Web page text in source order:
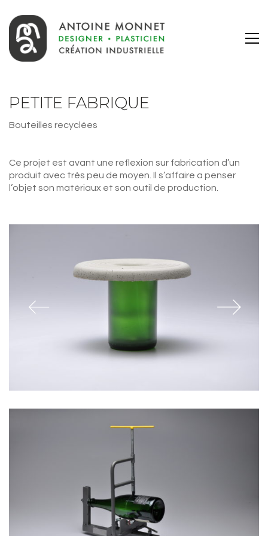
PETITE FABRIQUE
Bouteilles recyclées
Ce projet est avant une reflexion sur fabrication d’un
produit avec très peu de moyen. Il s’affaire a penser
l’objet son matériaux et son outil de production.